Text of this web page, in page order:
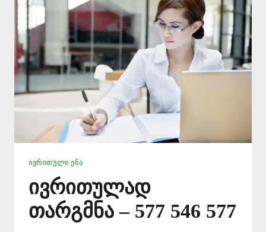
ᲘᲕᲠᲘᲗᲣᲚᲘ ᲔᲜᲐ
ივრითულად
თარგმნა – 577 546 577